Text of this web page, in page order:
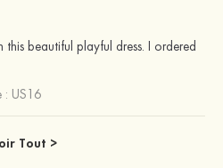
beautiful playful dress. I ordered
: US16
Tout >